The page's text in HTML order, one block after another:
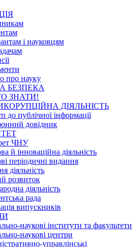
і науковцям
про науку
БЕЗПЕКА
ЗНАТИ!
ДІЯЛЬНІСТЬ
до публічної інформації
довідник
ЧНУ
й інноваційна діяльність
періодичні видання
діяльність
розвиток
діяльність
рада
випускників
наукові інститути та факультети
наукові центри
управлінські